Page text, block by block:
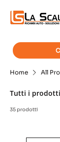
Home All
Tutti i prodotti
35 prodotti